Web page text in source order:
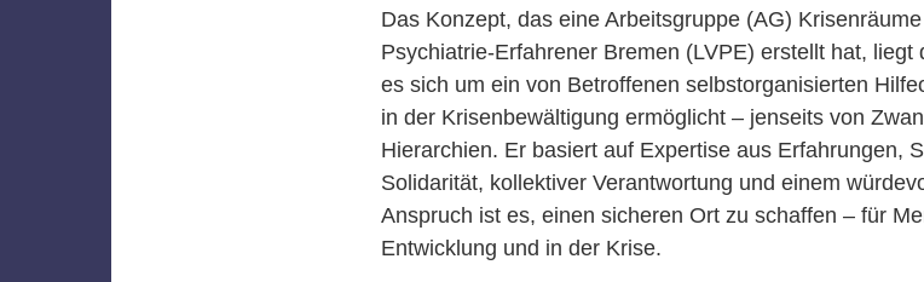
Das Konzept, das eine Arbeitsgruppe (AG)
Psychiatrie-Erfahrener Bremen (LVPE) erstellt hat, liegt
es sich um ein von Betroffenen selbstorganisierten
in der Krisenbewältigung ermöglicht – jenseits von
Hierarchien. Er basiert auf Expertise aus Erfahrungen,
Solidarität, kollektiver Verantwortung und einem
Anspruch ist es, einen sicheren Ort zu schaffen – für
Entwicklung und in der Krise.